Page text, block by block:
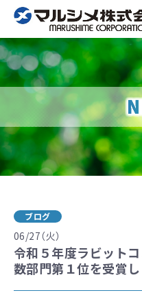
ブログ
06/27（火）
令和５年度ラビット
数部門第１位を受賞し